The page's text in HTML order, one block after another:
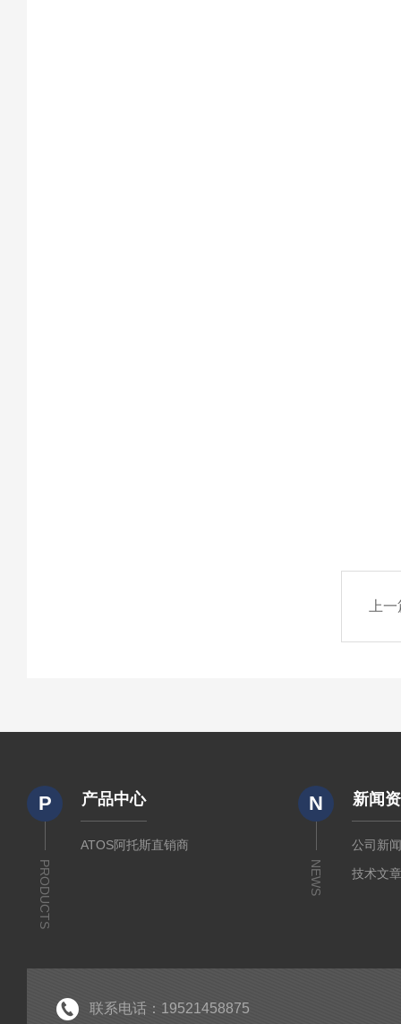
上
P
PRODUCTS
产品中心
ATOS阿托斯直销商
N
NEWS
新闻
公司新
技术文
联系电话：19521458875